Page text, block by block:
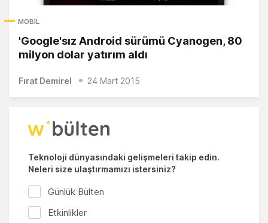
MOBIL
'Google'sız Android sürümü Cyanogen, 80
milyon dolar yatırım aldı
Fırat Demirel 24 Mart 2015
Teknoloji dünyasındaki gelişmeleri takip edin.
Neleri size ulaştırmamızı istersiniz?
Günlük Bülten
Etkinlikler